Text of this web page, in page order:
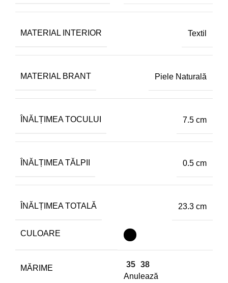
MATERIAL INTERIOR Textil
MATERIAL BRANT Piele Naturală
ÎNĂLȚIMEA TOCULUI 7.5 cm
ÎNĂLȚIMEA TĂLPII 0.5 cm
ÎNĂLȚIMEA TOTALĂ 23.3 cm
CULOARE
MĂRIME 35 38
Anulează